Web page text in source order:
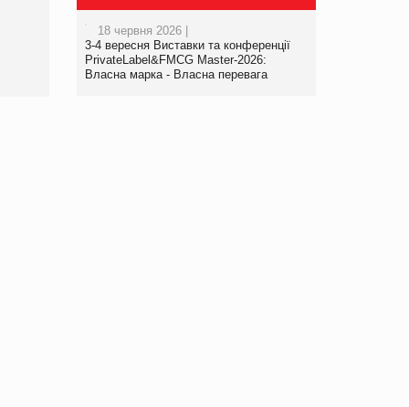
www.trademaster.ua.
правила. Особливості.
18 червня 2026 |
3-4 вересня Виставки та конференції
PrivateLabel&FMCG Master-2026:
Власна марка - Власна перевага